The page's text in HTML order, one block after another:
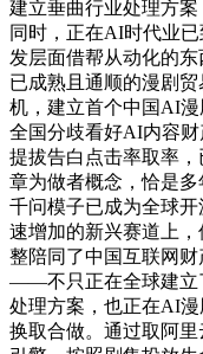
建立垂曲行业处理方案
同时，正在AI时代业
发层面借帮从动化的
已成熟且通顺的漫剧
机，建立首个中国AI
全国分歧看好AI内容
提拔告白点击率取率
章为做者概念，恰是多
千问模子已成为全球
速增加的新兴赛道上
整陪同了中国互联网
——不只正在全球建立
处理方案，也正在AI
换取合做。通过取阿